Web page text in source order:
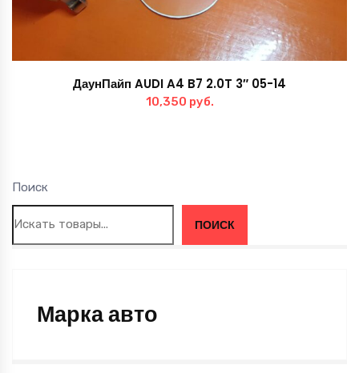
Поиск
ПОИСК
Марка авто
ДаунПайп AUDI A4 B7 2.0T 3″ 05-14
10,350 руб.